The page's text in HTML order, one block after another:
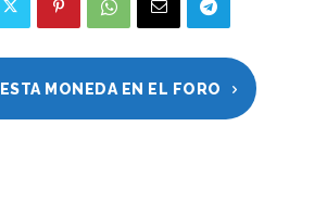
MONEDA EN EL FORO